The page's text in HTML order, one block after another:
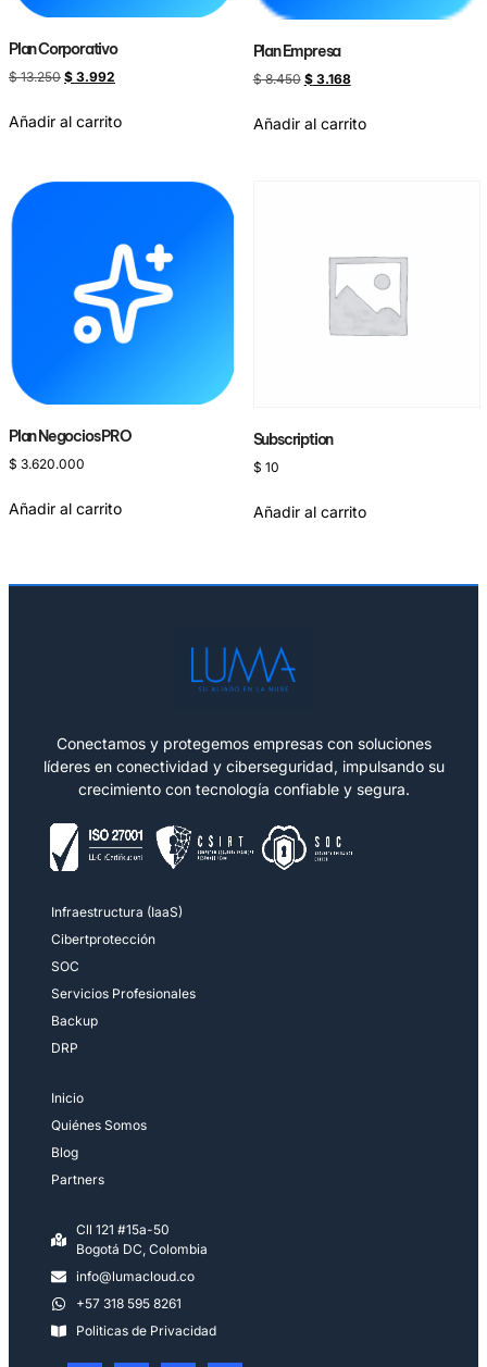
Plan Corporativo
$13.250 $ 3.992
Añadir al carrito
Plan Empresa
$8.450 $3.168
Añadir al carrito
Plan Negocios PRO
$ 3.620.000
Añadir al carrito
Subscription
$ 10
Añadir al carrito
Conectamos y protegemos empresas con soluciones
líderes en conectividad y ciberseguridad, impulsando su
crecimiento con tecnología confiable y segura.
Infraestructura (IaaS)
Cibertprotección
SOC
Servicios Profesionales
Backup
DRP
Inicio
Quiénes Somos
Blog
Partners
Cll 121 #15a-50
Bogotá DC, Colombia
info@lumacloud.co
+57 318 595 8261
Politicas de Privacidad